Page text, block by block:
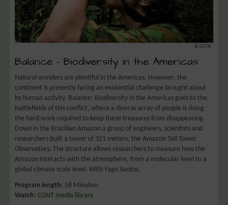
© CGTN
Balance – Biodiversity in the Americas
Natural wonders are plentiful in the Americas. However, the
continent is presently facing an existential challenge brought about
by human activity. Balance: Biodiversity in the Americas goes to the
battlefields of this conflict, where a diverse array of people is doing
the hard work required to keep these treasures from disappearing.
Down in the Brazilian Amazon a group of engineers, scientists and
researchers built a tower of 321 meters, the Amazon Tall Tower
Observatory. The structure allows researchers to measure how the
Amazon interacts with the atmosphere, from a molecular level to a
global climate scale level. With Yago Santos.
Program length: 58 Minuten
Watch:CGNT media library